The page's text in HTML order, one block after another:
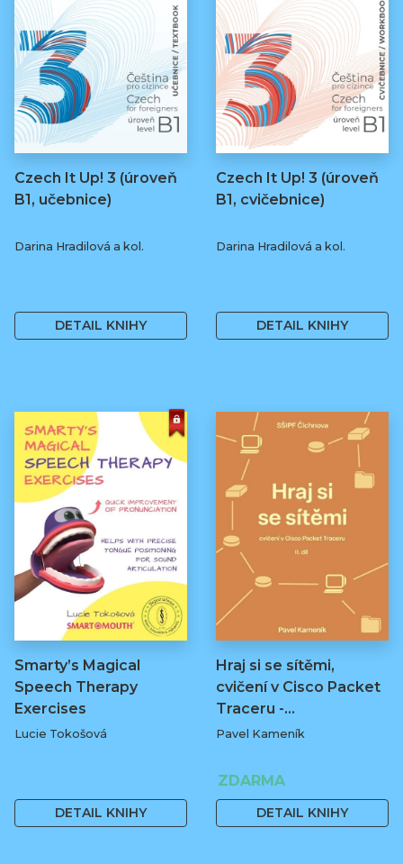
Czech It Up! 3 (úroveň
B1, učebnice)
Darina Hradilová a kol.
DETAIL KNIHY
Czech It Up! 3 (úroveň
B1, cvičebnice)
Darina Hradilová a kol.
DETAIL KNIHY
Smarty’s Magical
Speech Therapy
Exercises
Lucie Tokošová
DETAIL KNIHY
Hraj si se sítěmi,
cvičení v Cisco Packet
Traceru -…
Pavel Kameník
ZDARMA
DETAIL KNIHY